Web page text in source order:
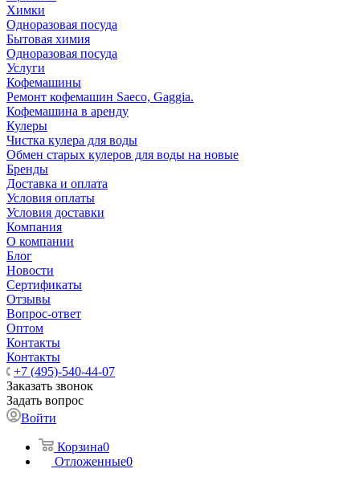
Химки
Одноразовая посуда
Бытовая химия
Одноразовая посуда
Услуги
Кофемашины
Ремонт кофемашин Saeco, Gaggia.
Кофемашина в аренду
Кулеры
Чистка кулера для воды
Обмен старых кулеров для воды на новые
Бренды
Доставка и оплата
Условия оплаты
Условия доставки
Компания
О компании
Блог
Новости
Сертификаты
Отзывы
Вопрос-ответ
Оптом
Контакты
Контакты
+7 (495)-540-44-07
Заказать звонок
Задать вопрос
Войти
Корзина0
Отложенные0